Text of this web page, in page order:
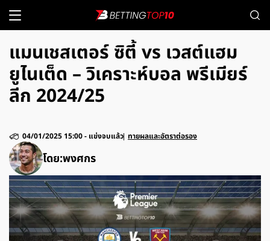
แมนเชสเตอร์ ซิตี้ vs เวสต์แฮม
ยูไนเต็ด – วิเคราะห์บอล พรีเมียร์
ลีก 2024/25
โดย:พงศกร
04/01/2025 15:00- แข่งจบแล้ว ทายผลและอัตราต่อรอง